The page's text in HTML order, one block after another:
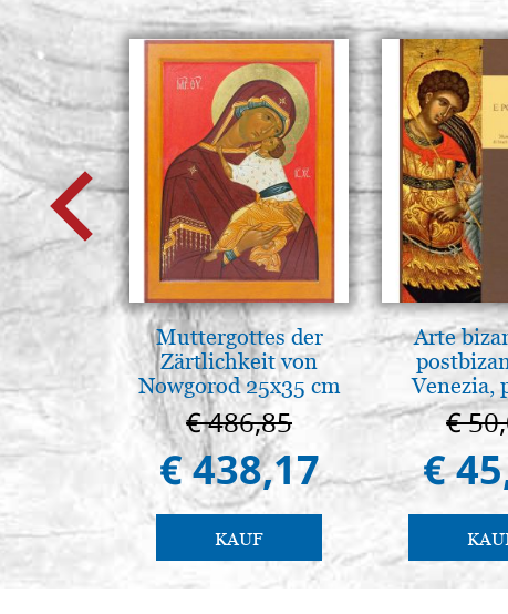
Muttergottes der
Zärtlichkeit von
Nowgorod 25x35 cm
€ 486,85
€ 438,17
KAUF
Arte
Venezia,
€
€